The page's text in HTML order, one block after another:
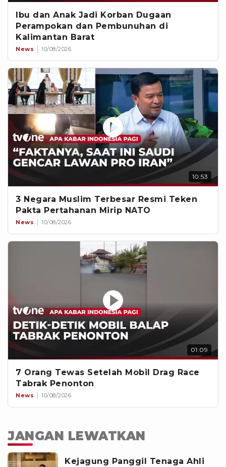
Ibu dan Anak Jadi Korban Dugaan
Perampokan dan Pembunuhan di
Kalimantan Barat
News 10/08/2026
10:53
3 Negara Muslim Terbesar Resmi Teken
Pakta Pertahanan Mirip NATO
News 10/08/2026
01:09
7 Orang Tewas Setelah Mobil Drag Race
Tabrak Penonton
News 10/08/2026
JANGAN LEWATKAN
Kejagung Panggil Tenaga Ahli